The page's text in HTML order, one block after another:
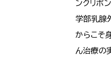
ンクリボ
学部乳腺
からこそ
ん治療の